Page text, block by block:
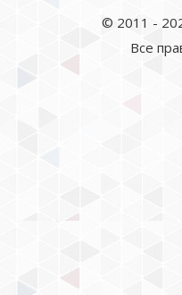
© 2011 -
Все